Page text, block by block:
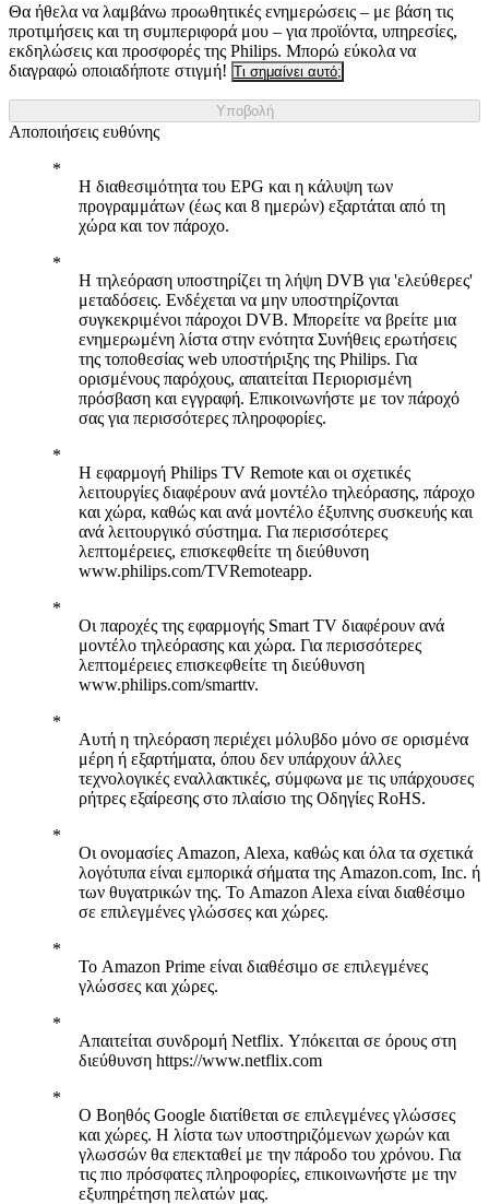
Θα ήθελα να λαμβάνω προωθητικές ενημερώσεις – με βάση τις
προτιμήσεις και τη συμπεριφορά μου – για προϊόντα, υπηρεσίες,
εκδηλώσεις και προσφορές της Philips. Μπορώ εύκολα να
διαγραφώ οποιαδήποτε στιγμή! Τι σημαίνει αυτό;
Υποβολή
Αποποιήσεις ευθύνης
Η διαθεσιμότητα του EPG και η κάλυψη των
προγραμμάτων (έως και 8 ημερών) εξαρτάται από τη
χώρα και τον πάροχο.
Η τηλεόραση υποστηρίζει τη λήψη DVB για 'ελεύθερες'
μεταδόσεις. Ενδέχεται να μην υποστηρίζονται
συγκεκριμένοι πάροχοι DVB. Μπορείτε να βρείτε μια
ενημερωμένη λίστα στην ενότητα Συνήθεις ερωτήσεις
της τοποθεσίας web υποστήριξης της Philips. Για
ορισμένους παρόχους, απαιτείται Περιορισμένη
πρόσβαση και εγγραφή. Επικοινωνήστε με τον πάροχό
σας για περισσότερες πληροφορίες.
Η εφαρμογή Philips TV Remote και οι σχετικές
λειτουργίες διαφέρουν ανά μοντέλο τηλεόρασης, πάροχο
και χώρα, καθώς και ανά μοντέλο έξυπνης συσκευής και
ανά λειτουργικό σύστημα. Για περισσότερες
λεπτομέρειες, επισκεφθείτε τη διεύθυνση
www.philips.com/TVRemoteapp.
Οι παροχές της εφαρμογής Smart TV διαφέρουν ανά
μοντέλο τηλεόρασης και χώρα. Για περισσότερες
λεπτομέρειες επισκεφθείτε τη διεύθυνση
www.philips.com/smarttv.
Αυτή η τηλεόραση περιέχει μόλυβδο μόνο σε ορισμένα
μέρη ή εξαρτήματα, όπου δεν υπάρχουν άλλες
τεχνολογικές εναλλακτικές, σύμφωνα με τις υπάρχουσες
ρήτρες εξαίρεσης στο πλαίσιο της Οδηγίες RoHS.
Οι ονομασίες Amazon, Alexa, καθώς και όλα τα σχετικά
λογότυπα είναι εμπορικά σήματα της Amazon.com, Inc. ή
των θυγατρικών της. Το Amazon Alexa είναι διαθέσιμο
σε επιλεγμένες γλώσσες και χώρες.
Το Amazon Prime είναι διαθέσιμο σε επιλεγμένες
γλώσσες και χώρες.
Απαιτείται συνδρομή Netflix. Υπόκειται σε όρους στη
διεύθυνση https://www.netflix.com
Ο Βοηθός Google διατίθεται σε επιλεγμένες γλώσσες
και χώρες. Η λίστα των υποστηριζόμενων χωρών και
γλωσσών θα επεκταθεί με την πάροδο του χρόνου. Για
τις πιο πρόσφατες πληροφορίες, επικοινωνήστε με την
εξυπηρέτηση πελατών μας.